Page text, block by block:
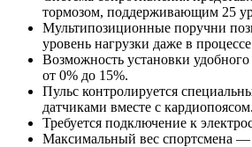
тормозом, поддерживающим 25
Мультипозиционные поручни
уровень нагрузки даже в
Возможность установки удобного
от 0% до 15%.
Пульс контролируется
датчиками вместе с кардиопоясом.
Требуется подключение к
Максимальный вес спортсмена —